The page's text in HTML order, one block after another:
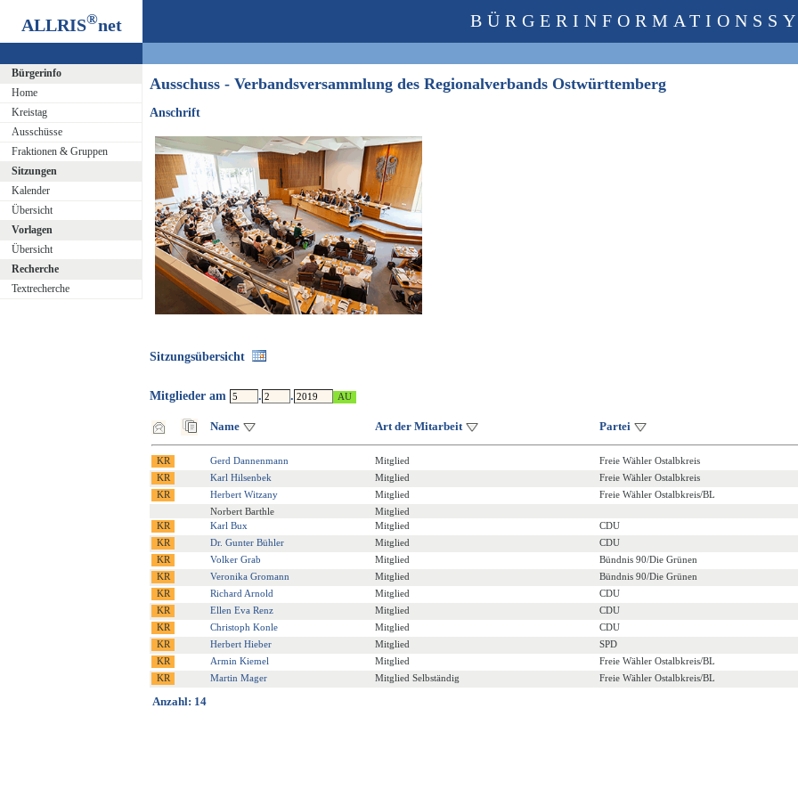
ALLRIS®net
Bürgerinfo
Home
Kreistag
Ausschüsse
Fraktionen & Gruppen
Sitzungen
Kalender
Übersicht
Vorlagen
Übersicht
Recherche
Textrecherche
Ausschuss - Verbandsversammlung des Regionalverbands Ostwürttemberg
Anschrift
Sitzungsübersicht
Mitglieder am . .
Name Art der Mitarbeit Partei
Gerd Dannenmann Mitglied Freie Wähler Ostalbkreis
Karl Hilsenbek
Mitglied Freie Wähler Ostalbkreis
Herbert Witzany
Mitglied Freie Wähler Ostalbkreis/BL
Norbert Barthle
Mitglied
Karl Bux
Mitglied CDU
Dr. Gunter Bühler
Mitglied CDU
Volker Grab
Mitglied Bündnis 90/Die Grünen
Veronika Gromann
Mitglied Bündnis 90/Die Grünen
Richard Arnold
Mitglied CDU
Ellen Eva Renz
Mitglied CDU
Christoph Konle
Mitglied CDU
Herbert Hieber
Mitglied SPD
Armin Kiemel
Mitglied Freie Wähler Ostalbkreis/BL
Martin Mager
Mitglied Selbständig Freie Wähler Ostalbkreis/BL
Anzahl: 14